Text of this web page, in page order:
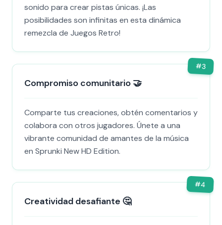
sonido para crear pistas únicas. ¡Las
posibilidades son infinitas en esta dinámica
remezcla de Juegos Retro!
#3
Compromiso comunitario 🤝
Comparte tus creaciones, obtén comentarios y
colabora con otros jugadores. Únete a una
vibrante comunidad de amantes de la música
en Sprunki New HD Edition.
#4
Creatividad desafiante 🤔